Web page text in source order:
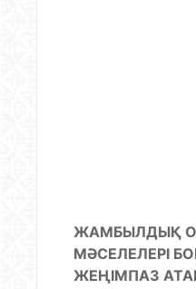
ЖАМБЫЛДЫҚ
МӘСЕЛЕЛЕРІ
ЖЕҢІМПАЗ